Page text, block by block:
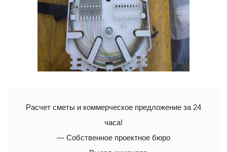
Расчет сметы и коммерческое предложение за 24
часа!
— Собственное проектное бюро